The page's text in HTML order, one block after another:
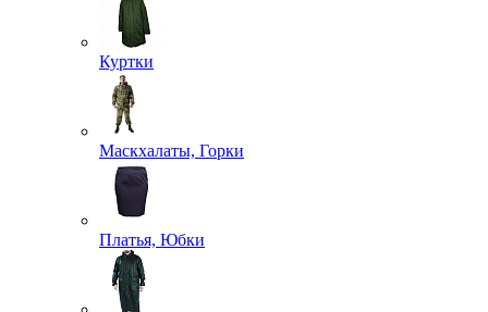
Куртки
Маскхалаты, Горки
Платья, Юбки